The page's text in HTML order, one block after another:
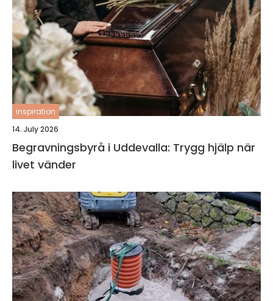
inspiration
14. July 2026
Begravningsbyrå i Uddevalla: Trygg hjälp när
livet vänder